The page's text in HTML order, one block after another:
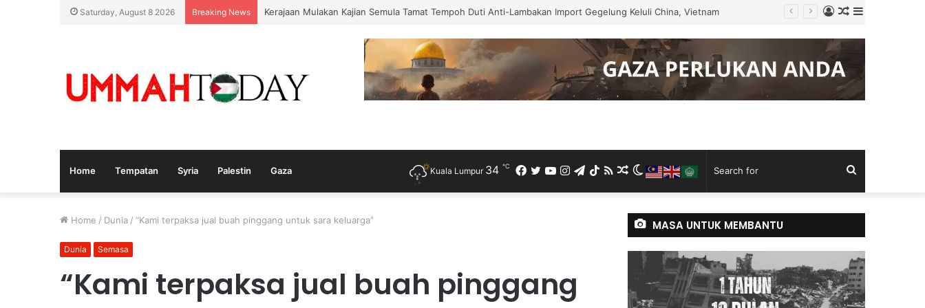
Saturday, August 8 2026 Breaking News Nurul Izzah Bercuti Sementara Jawatan Timbalan Presiden PKR, Saifuddin Pemangku Tugas
Random
Article
Log
In
Home Tempatan Syria Palestin Gaza
for
Switch
skin
Random
Article
RSS
TikTok
Telegram
Instagram
YouTube
Twitter
Facebook
Kuala Lumpur 34 ℃
Home / Dunia / “Kami terpaksa jual buah pinggang untuk sara keluarga”
Dunia Semasa
“Kami terpaksa jual buah pinggang
MASA UNTUK MEMBANTU